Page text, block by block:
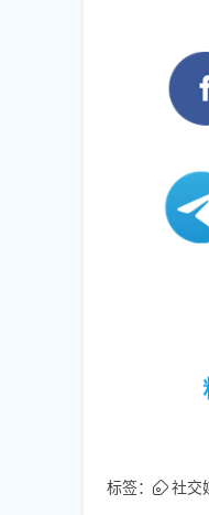
标签： 社交